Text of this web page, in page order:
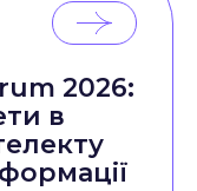
2026:
в